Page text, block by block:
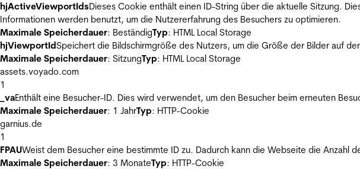
hjActiveViewportIdsDieses Cookie enthält einen ID-String über die aktuelle Sitzung.
Informationen werden benutzt, um die Nutzererfahrung des Besuchers zu optimieren.
Maximale Speicherdauer: BeständigTyp: HTML Local Storage
hjViewportIdSpeichert die Bildschirmgröße des Nutzers, um die Größe der Bilder auf
Maximale Speicherdauer: SitzungTyp: HTML Local Storage
assets.voyado.com
1
_vaEnthält eine Besucher-ID. Dies wird verwendet, um den Besucher beim erneuten
Maximale Speicherdauer: 1 JahrTyp: HTTP-Cookie
garnius.de
1
FPAUWeist dem Besucher eine bestimmte ID zu. Dadurch kann die Webseite die Anzahl
Maximale Speicherdauer: 3 MonateTyp: HTTP-Cookie